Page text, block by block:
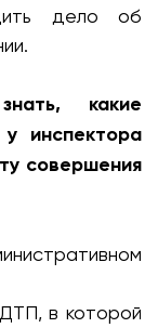
дело об
какие
инспектора
совершения
в которой